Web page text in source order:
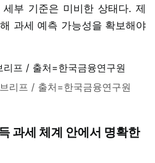
부 기준은 미비한 상태다. 제
과세 예측 가능성을 확보해야
리프 / 출처=한국금융연구원
과세 체계 안에서 명확한